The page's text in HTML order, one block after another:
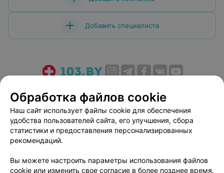
Добавить специалиста
Медицинский маркетинг
Публичный договор
Пользовательское соглашение
Способы оплаты
Вакансии
Партнеры
Написать руководителю 103.by
Персональные настройки cookie
Обработка файлов cookie
Наш сайт использует файлы cookie для обеспечения
удобства пользователей сайта, его улучшения, сбора
статистики и предоставления персонализированных
рекомендаций.
Вы можете настроить параметры использования файлов
cookie или изменить свое согласие в более позднее время.